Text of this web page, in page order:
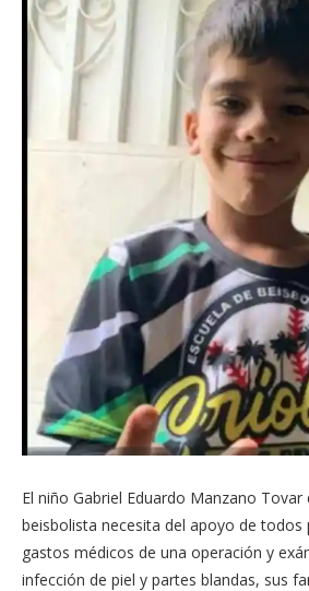
El niño Gabriel Eduardo Manzano
beisbolista necesita del apoyo de todos
gastos médicos de una operación y
infección de piel y partes blandas, sus